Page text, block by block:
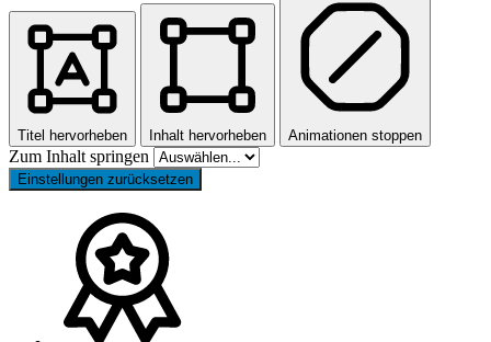
Titel hervorheben Inhalt hervorheben Animationen stoppen
Zum Inhalt springen
Einstellungen zurücksetzen